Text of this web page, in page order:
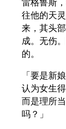
往他的天
来，其头
成。无伤
的。
「要是新
认为女生
而是理所
吗？」